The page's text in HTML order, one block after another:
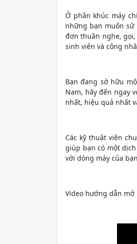
Ở phân khúc máy
những bạn muốn
đơn thuần nghe,
sinh viên và công
Bạn đang sở hữu
Nam, hãy đến ngay
nhất, hiệu quả nhất
Các kỹ thuật viên
giúp bạn có một
với dòng máy của
Video hướng dẫn mở